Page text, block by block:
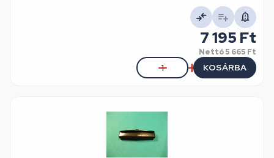
7 195 Ft
Nettó5 665 Ft
KOSÁRBA